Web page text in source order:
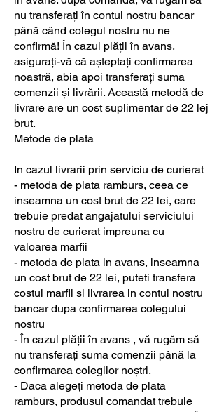
nu transferați în contul nostru bancar
până când colegul nostru nu ne
confirmă! În cazul plății în avans,
asigurați-vă că așteptați confirmarea
noastră, abia apoi transferați suma
comenzii și livrării. Această metodă de
livrare are un cost suplimentar de 22 lej
brut.
Metode de plata
In cazul livrarii prin serviciu de curierat
- metoda de plata ramburs, ceea ce
inseamna un cost brut de 22 lei, care
trebuie predat angajatului serviciului
nostru de curierat impreuna cu
valoarea marfii
- metoda de plata in avans, inseamna
un cost brut de 22 lei, puteti transfera
costul marfii si livrarea in contul nostru
bancar dupa confirmarea colegului
nostru
- În cazul plății în avans , vă rugăm să
nu transferați suma comenzii până la
confirmarea colegilor noștri.
- Daca alegeți metoda de plata
ramburs, produsul comandat trebuie